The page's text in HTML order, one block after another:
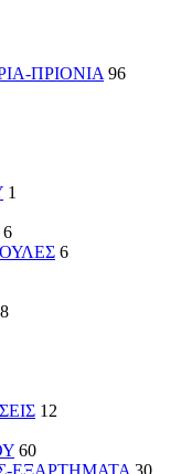
ΠΡΙΟΝΙΑ 96
1
6
6
8
12
60
ΕΞΑΡΤΗΜΑΤΑ 30